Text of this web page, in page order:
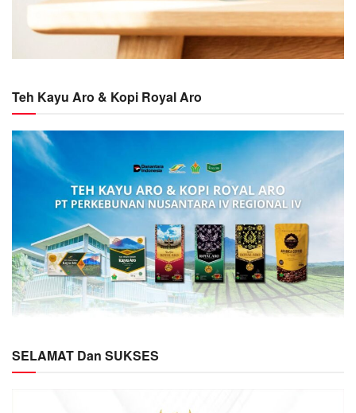
Teh Kayu Aro & Kopi Royal Aro
SELAMAT Dan SUKSES